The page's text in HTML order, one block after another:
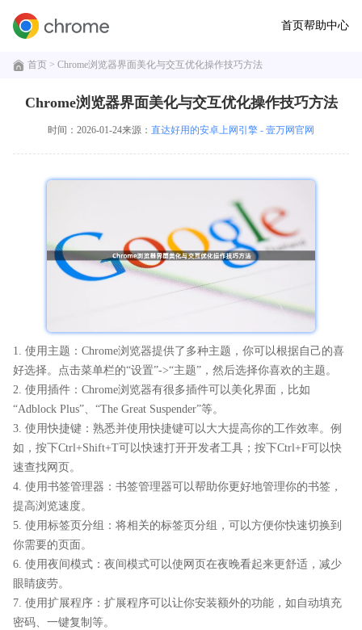
首页帮助中心
首页 > Chrome浏览器界面美化与交互优化操作技巧方法
Chrome浏览器界面美化与交互优化操作技巧方法
时间：2026-01-24来源： 直达好用的安卓上网引擎 - 壹万网官网
1. 使用主题：Chrome浏览器提供了多种主题，你可以根据自己的喜
好选择。点击菜单栏的“设置”->“主题”，然后选择你喜欢的主题。
2. 使用插件：Chrome浏览器有很多插件可以美化界面，比如
“Adblock Plus”、“The Great Suspender”等。
3. 使用快捷键：熟悉并使用快捷键可以大大提高你的工作效率。例
如，按下Ctrl+Shift+T可以快速打开开发者工具；按下Ctrl+F可以快
速查找网页。
4. 使用书签管理器：书签管理器可以帮助你更好地管理你的书签，
提高浏览速度。
5. 使用标签页分组：将相关的标签页分组，可以方便你快速切换到
你需要的页面。
6. 使用夜间模式：夜间模式可以使网页在夜晚看起来更舒适，减少
眼睛疲劳。
7. 使用扩展程序：扩展程序可以让你安装额外的功能，如自动填充
密码、一键复制等。